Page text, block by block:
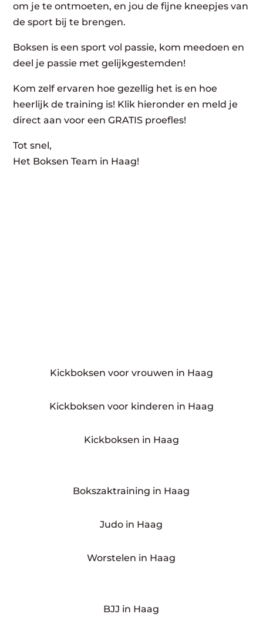
om je te ontmoeten, en jou de fijne kneepjes van
de sport bij te brengen.
Boksen is een sport vol passie, kom meedoen en
deel je passie met gelijkgestemden!
Kom zelf ervaren hoe gezellig het is en hoe
heerlijk de training is! Klik hieronder en meld je
direct aan voor een GRATIS proefles!
Tot snel,
Het Boksen Team in Haag!
Kickboksen voor vrouwen in Haag
Kickboksen voor kinderen in Haag
Kickboksen in Haag
Bokszaktraining in Haag
Judo in Haag
Worstelen in Haag
BJJ in Haag